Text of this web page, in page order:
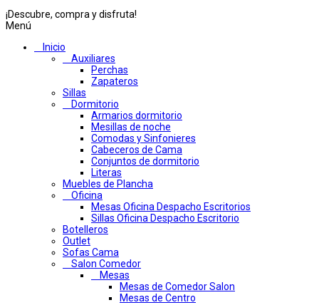
¡Descubre, compra y disfruta!
Menú
Inicio
Auxiliares
Perchas
Zapateros
Sillas
Dormitorio
Armarios dormitorio
Mesillas de noche
Comodas y Sinfonieres
Cabeceros de Cama
Conjuntos de dormitorio
Literas
Muebles de Plancha
Oficina
Mesas Oficina Despacho Escritorios
Sillas Oficina Despacho Escritorio
Botelleros
Outlet
Sofas Cama
Salon Comedor
Mesas
Mesas de Comedor Salon
Mesas de Centro